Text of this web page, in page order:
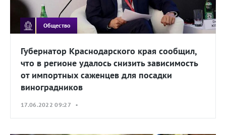
Общество
Губернатор Краснодарского края сообщил,
что в регионе удалось снизить зависимость
от импортных саженцев для посадки
виноградников
17.06.2022 09:27 •